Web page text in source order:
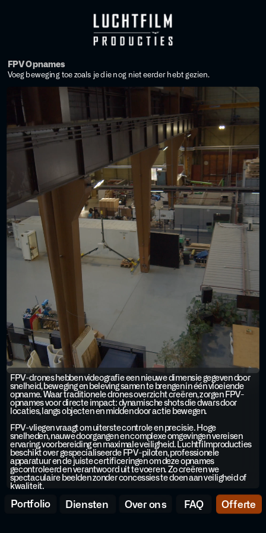
FPV-drones hebben videografie een nieuwe dimensie gegeven door
snelheid, beweging en beleving samen te brengen in één vloeiende
opname. Waar traditionele drones overzicht creëren, zorgen FPV-
opnames voor directe impact: dynamische shots die dwars door
locaties, langs objecten en midden door actie bewegen.
FPV-vliegen vraagt om uiterste controle en precisie. Hoge
snelheden, nauwe doorgangen en complexe omgevingen vereisen
ervaring, voorbereiding en maximale veiligheid. Luchtfilmproducties
beschikt over gespecialiseerde FPV-piloten, professionele
apparatuur en de juiste certificeringen om deze opnames
gecontroleerd en verantwoord uit te voeren. Zo creëren we
spectaculaire beelden zonder concessies te doen aan veiligheid of
kwaliteit.
FPV Opnames
Voeg beweging toe zoals je die nog niet eerder hebt gezien.
Diensten Over ons Offerte
FAQ
Portfolio